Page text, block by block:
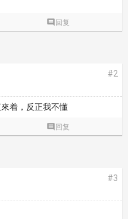
 回复
#2
着，反正我不懂
 回复
#3